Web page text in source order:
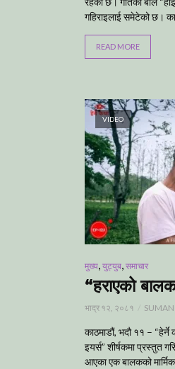
गहिराइलाई समेटेको छ।
READ MORE
VIDEO
मुख्य, युट्युब, समाचार
“हराएको
भाद्र १२, २०८१ SUMAN
काठमाडौं, भदौ ११ –
इयर्स” शीर्षकमा प्रस्तुत
आएका एक बालकको